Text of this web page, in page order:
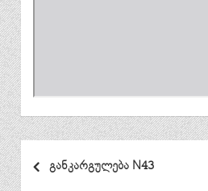
პოსტის
ნავიგაცია
განკარგულება N43